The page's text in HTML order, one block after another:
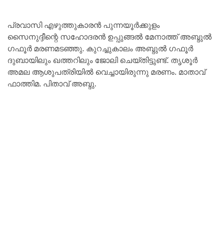
പ്രവാസി എഴുത്തുകാരൻ പുന്നയൂർക്കുളം
സൈനുദ്ദീന്റെ സഹോദരൻ ഉപ്പുങ്ങൽ മേനാത്ത് അബ്ദുൽ
ഗഫൂർ മരണമടഞ്ഞു. കുറച്ചുകാലം അബ്ദുൽ ഗഫൂർ
ദുബായിലും ഖത്തറിലും ജോലി ചെയ്‌തിട്ടുണ്ട്‌. തൃശൂർ
അമല ആശുപത്രിയിൽ വെച്ചായിരുന്നു മരണം. മാതാവ്
ഫാത്തിമ. പിതാവ് അബ്ദു.